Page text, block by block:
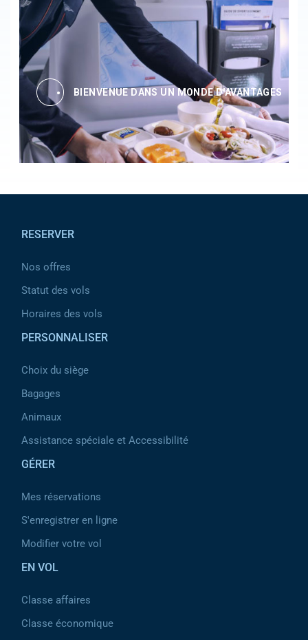
BIENVENUE DANS UN MONDE D'AVANTAGES
RESERVER
Nos offres
Statut des vols
Horaires des vols
PERSONNALISER
Choix du siège
Bagages
Animaux
Assistance spéciale et Accessibilité
GÉRER
Mes réservations
S'enregistrer en ligne
Modifier votre vol
EN VOL
Classe affaires
Classe économique